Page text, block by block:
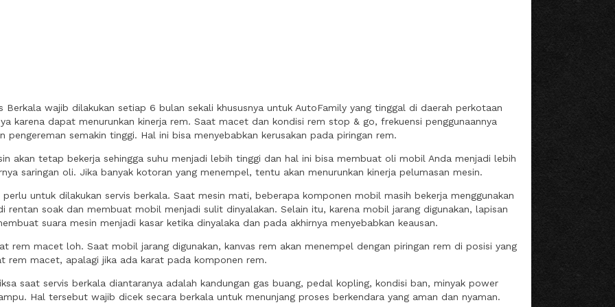
Berkala wajib dilakukan setiap 6 bulan sekali khususnya untuk AutoFamily yang tinggal di daerah perkotaan
karena dapat menurunkan kinerja rem. Saat macet dan kondisi rem stop & go, frekuensi penggunaannya
pengereman semakin tinggi. Hal ini bisa menyebabkan kerusakan pada piringan rem.
akan tetap bekerja sehingga suhu menjadi lebih tinggi dan hal ini bisa membuat oli mobil Anda menjadi lebih
saringan oli. Jika banyak kotoran yang menempel, tentu akan menurunkan kinerja pelumasan mesin.
untuk dilakukan servis berkala. Saat mesin mati, beberapa komponen mobil masih bekerja menggunakan
rentan soak dan membuat mobil menjadi sulit dinyalakan. Selain itu, karena mobil jarang digunakan, lapisan
suara mesin menjadi kasar ketika dinyalaka dan pada akhirnya menyebabkan keausan.
rem macet loh. Saat mobil jarang digunakan, kanvas rem akan menempel dengan piringan rem di posisi yang
rem macet, apalagi jika ada karat pada komponen rem.
saat servis berkala diantaranya adalah kandungan gas buang, pedal kopling, kondisi ban, minyak power
Hal tersebut wajib dicek secara berkala untuk menunjang proses berkendara yang aman dan nyaman.